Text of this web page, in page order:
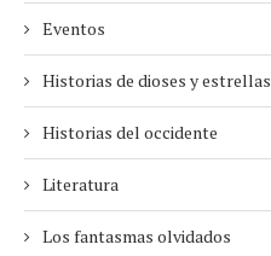
Eventos
Historias de dioses y estrellas
Historias del occidente
Literatura
Los fantasmas olvidados